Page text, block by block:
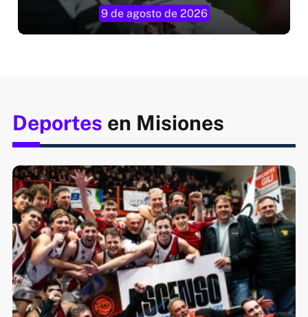
9 de agosto de 2026
Deportes en Misiones